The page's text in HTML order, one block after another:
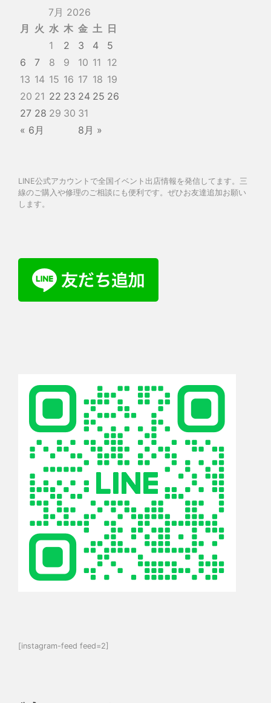
7月 2026
月
火 水 木 金 土 日
1
2 3 4
5
6
7 8 9 10 11 12
13 14 15 16 17 18 19
20 21 22 23 24 25 26
27 28 29 30 31
« 6月
8月 »
LINE公式アカウントで全国イベント出店情報を発信してます。三
線のご購入や修理のご相談にも便利です。ぜひお友達追加お願い
します。
[instagram-feed feed=2]